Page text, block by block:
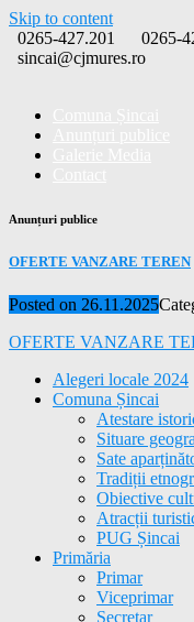
Skip to content
0265-427.201
0265-
sincai@cjmures.ro
Anunțuri publice
OFERTE VANZARE TEREN
Posted on 26.11.2025
OFERTE VANZARE
Alegeri locale 2024
Comuna Șincai
Atestare
Situare
Sate
Tradiții
Obiective
Atracții
PUG Șincai
Primăria
Primar
Viceprimar
Secretar